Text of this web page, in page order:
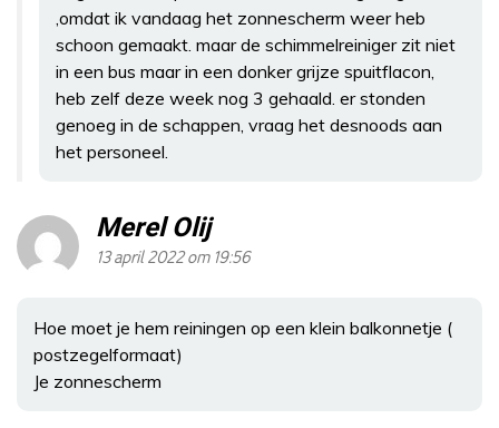
,omdat ik vandaag het zonnescherm weer heb
schoon gemaakt. maar de schimmelreiniger zit niet
in een bus maar in een donker grijze spuitflacon,
heb zelf deze week nog 3 gehaald. er stonden
genoeg in de schappen, vraag het desnoods aan
het personeel.
Merel Olij
13 april 2022 om 19:56
Hoe moet je hem reiningen op een klein balkonnetje (
postzegelformaat)
Je zonnescherm